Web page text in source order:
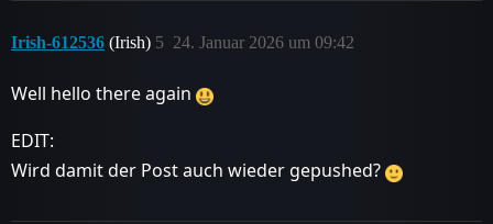
Irish-612536 (Irish) 24. Januar 2026 um 09:42
5
Well hello there again
EDIT:
Wird damit der Post auch wieder gepushed?